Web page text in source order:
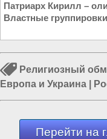
Патриарх Кирилл –
Властные
Религиозный
Европа и Украина
Политика в России
Перейти на